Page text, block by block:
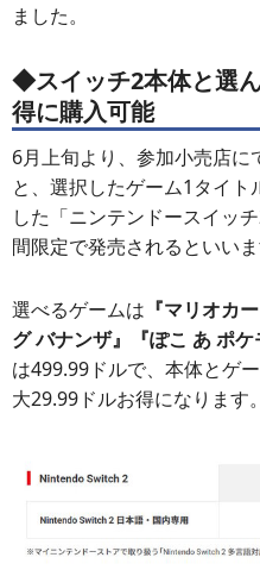
ました。
◆スイッチ2本体と選
得に購入可能
6月上旬より、参加小売店
と、選択したゲーム1タイ
した「ニンテンドースイッ
間限定で発売されるといいま
選べるゲームは 『マリオカ
グ バナンザ』『ぽこ あ ポケ
は499.99ドルで、本体とゲ
大29.99ドルお得になります。